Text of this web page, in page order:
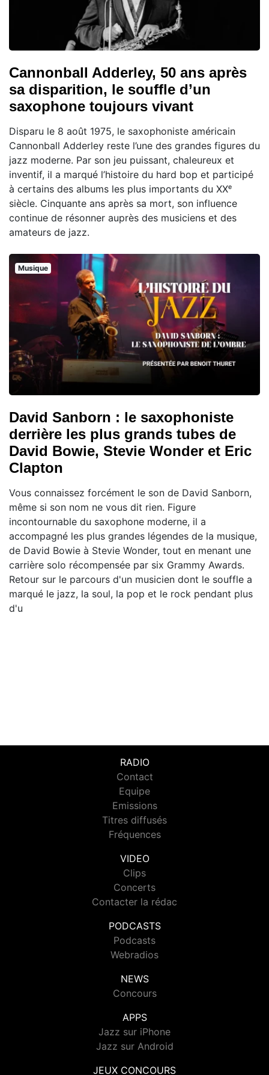
Cannonball Adderley, 50 ans après
sa disparition, le souffle d’un
saxophone toujours vivant
Disparu le 8 août 1975, le saxophoniste américain
Cannonball Adderley reste l’une des grandes figures du
jazz moderne. Par son jeu puissant, chaleureux et
inventif, il a marqué l’histoire du hard bop et participé
à certains des albums les plus importants du XXᵉ
siècle. Cinquante ans après sa mort, son influence
continue de résonner auprès des musiciens et des
amateurs de jazz.
Musique
David Sanborn : le saxophoniste
derrière les plus grands tubes de
David Bowie, Stevie Wonder et Eric
Clapton
Vous connaissez forcément le son de David Sanborn,
même si son nom ne vous dit rien. Figure
incontournable du saxophone moderne, il a
accompagné les plus grandes légendes de la musique,
de David Bowie à Stevie Wonder, tout en menant une
carrière solo récompensée par six Grammy Awards.
Retour sur le parcours d'un musicien dont le souffle a
marqué le jazz, la soul, la pop et le rock pendant plus
d'u
RADIO
Contact
Equipe
Emissions
Titres diffusés
Fréquences
VIDEO
Clips
Concerts
Contacter la rédac
PODCASTS
Podcasts
Webradios
NEWS
Concours
APPS
Jazz sur iPhone
Jazz sur Android
JEUX CONCOURS